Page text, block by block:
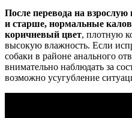
После перевода на взрослую
и старше, нормальные
коричневый цвет, плотную
высокую влажность. Если
собаки в районе анального
внимательно наблюдать за
возможно усугубление